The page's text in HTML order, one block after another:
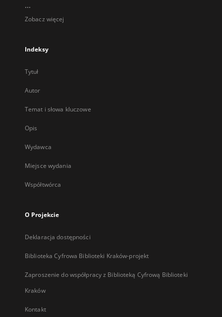
...
Zobacz więcej
Indeksy
Tytuł
Autor
Temat i słowa kluczowe
Opis
Wydawca
Miejsce wydania
Współtwórca
O Projekcie
Deklaracja dostępności
Biblioteka Cyfrowa Biblioteki Kraków-projekt
Zaproszenie do współpracy z Biblioteką Cyfrową Biblioteki
Kraków
Kontakt